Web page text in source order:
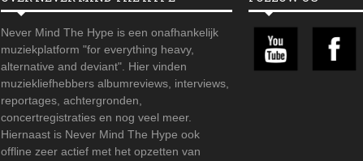
Never Mind The Hype is een onafhankelijk
muziekplatform "for everything heavy,
alternative and deviant". Hier vinden
muziekliefhebbers albumreviews, interviews,
reportages, achtergronden,
concertregistraties en nog veel meer.
Hiernaast is Never Mind The Hype ook
offline zeer actief met het opzetten van